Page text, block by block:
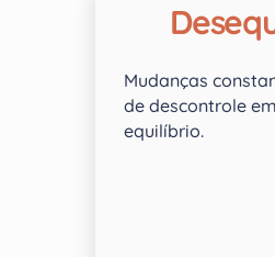
Mudanças
de descontrole
equilíbrio.